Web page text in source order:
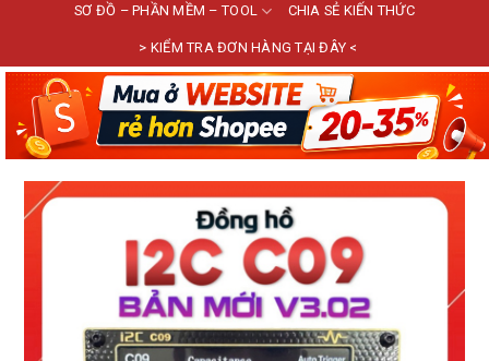
SƠ ĐỒ – PHẦN MỀM – TOOL CHIA SẺ KIẾN THỨC
> KIỂM TRA ĐƠN HÀNG TẠI ĐÂY <